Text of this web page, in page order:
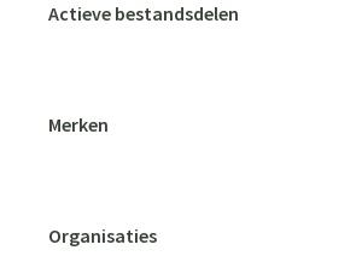
Actieve bestandsdelen
Merken
Organisaties